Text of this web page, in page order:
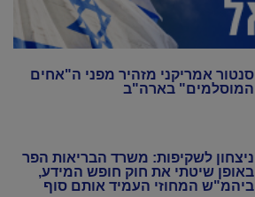
סנטור אמריקני מזהיר מפני ה"אחים
המוסלמים" בארה"ב
ניצחון לשקיפות: משרד הבריאות הפר
באופן שיטתי את חוק חופש המידע,
ביהמ"ש המחוזי העמיד אותם סוף